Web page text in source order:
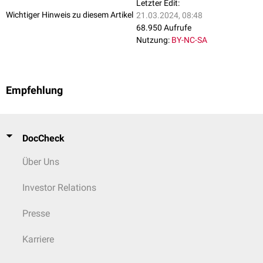
Wichtiger Hinweis zu diesem Artikel
Letzter Edit:
21.03.2024, 08:48
68.950 Aufrufe
Nutzung: BY-NC-SA
Empfehlung
DocCheck
Über Uns
Investor Relations
Presse
Karriere